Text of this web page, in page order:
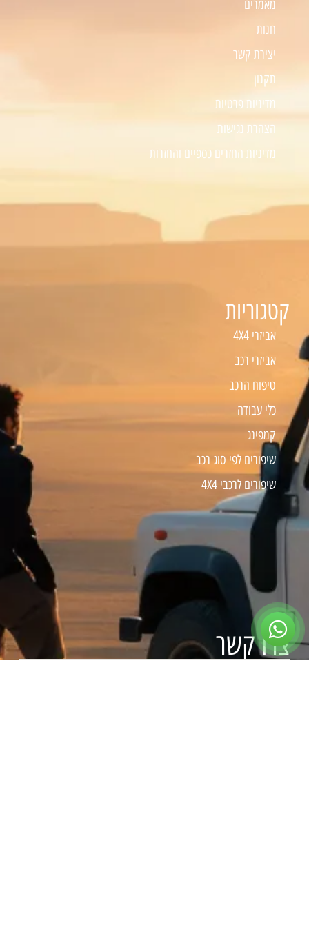
מאמרים
חנות
יצירת קשר
תקנון
מדיניות פרטיות
הצהרת נגישות
מדיניות החזרים כספיים והחזרות
קטגוריות
אביזרי 4X4
אביזרי רכב
טיפוח הרכב
כלי עבודה
קמפינג
שיפורים לפי סוג רכב
שיפורים לרכבי 4X4
צרו קשר